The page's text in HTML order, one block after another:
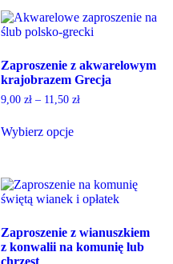
has
multiple
variants.
options
may
be
chosen
the
Zaproszenie z akwarelowym
krajobrazem Grecja
9,00 zł– 11,50 zł
Wybierz opcje
has
multiple
variants.
options
may
Zaproszenie z wianuszkiem
z konwalii na komunię lub
chrzest